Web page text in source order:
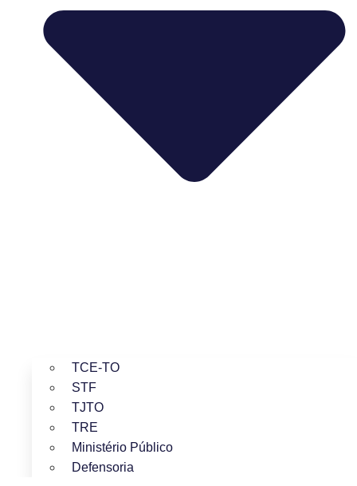
TCE-TO
STF
TJTO
TRE
Ministério Público
Defensoria